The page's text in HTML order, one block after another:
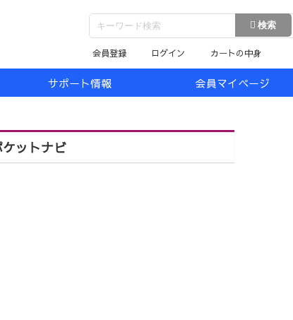
会員登録 ログイン カートの中身
サポート情報 会員マイページ
ットナビ